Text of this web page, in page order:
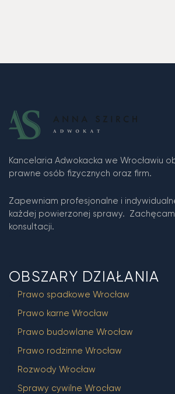
Kancelaria Adwokacka we Wrocławiu
prawne osób fizycznych oraz firm.
Zapewniam profesjonalne i
każdej powierzonej sprawy.
konsultacji.
OBSZARY DZIAŁANIA
Prawo spadkowe Wrocław
Prawo karne Wrocław
Prawo budowlane Wrocław
Prawo rodzinne Wrocław
Rozwody Wrocław
Sprawy cywilne Wrocław